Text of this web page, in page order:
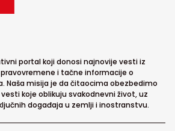
portal koji donosi najnovije vesti iz
i tačne informacije o
Naša misija je da čitaocima obezbedimo
koje oblikuju svakodnevni život, uz
događaja u zemlji i inostranstvu.